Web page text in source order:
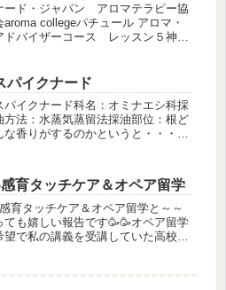
ード・ジャパン アロマテラピー協
aroma collegeパチュール アロマ・
ドバイザーコース レッスン５神経
。交感神経と副交感神経は、一方が
いときは一方が弱めら...
パイクナード
パイクナード科名：オミナエシ科採
方法：水蒸気蒸留法採油部位：根ど
な香りがするのかというと・・・個
で少し足しただけでも主張をしてくる
油です。香りの保留が強い精油。ボ
...
育タッチケア＆オペア留学
育タッチケア＆オペア留学と～～
ても嬉しい報告です🥳🥳オペア留学
望で私の講義を受講していた高校三